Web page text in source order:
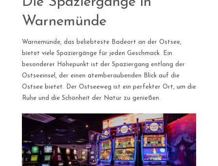
Warnemünde
Warnemünde, das beliebteste Badeort an der Ostsee,
bietet viele Spaziergänge für jeden Geschmack. Ein
besonderer Höhepunkt ist der Spaziergang entlang der
Ostseeinsel, der einen atemberaubenden Blick auf die
Ostsee bietet. Der Ostseeweg ist ein perfekter Ort, um die
Ruhe und die Schönheit der Natur zu genießen.